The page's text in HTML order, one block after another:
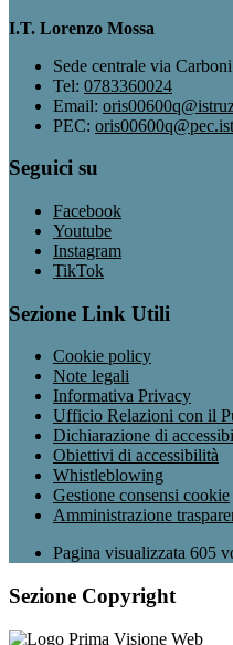
I.T. Lorenzo Mossa
Sede centrale via
Tel: 0783360024
Email:
PEC:
Seguici su
Facebook
Youtube
Instagram
TikTok
Sezione Link Utili
Cookie policy
Note legali
Informativa Privacy
Ufficio Relazioni con il
Dichiarazione di
Obiettivi di accessibilità
Whistleblowing
Gestione consensi cookie
Amministrazione
Pagina visualizzata 605
Sezione Copyright